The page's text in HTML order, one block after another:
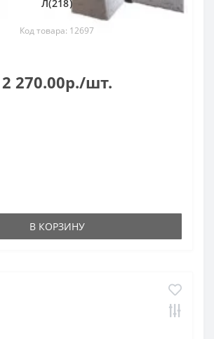
Л(218)
Код товара: 12697
2 270.00р./шт.
В КОРЗИНУ